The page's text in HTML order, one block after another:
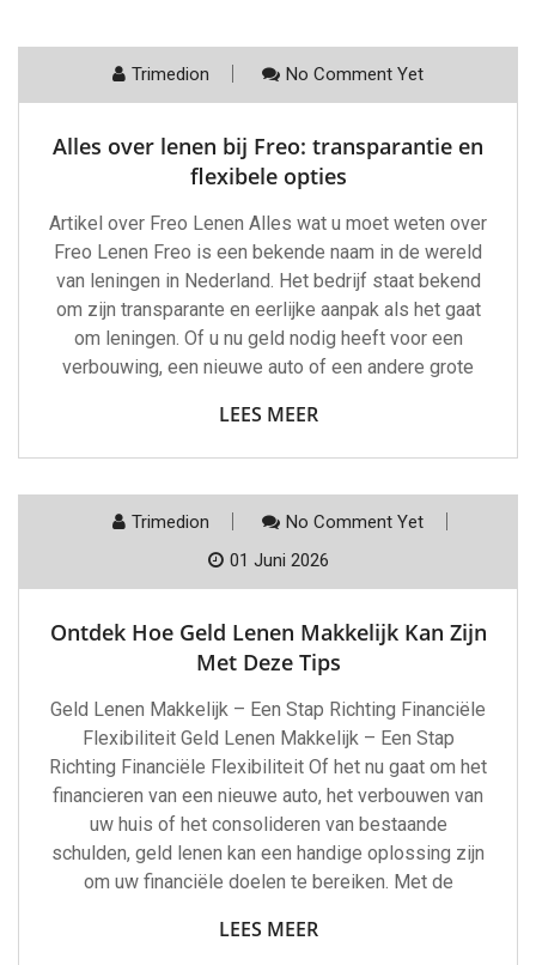
Trimedion No Comment Yet
Alles over lenen bij Freo: transparantie en
flexibele opties
Artikel over Freo Lenen Alles wat u moet weten over
Freo Lenen Freo is een bekende naam in de wereld
van leningen in Nederland. Het bedrijf staat bekend
om zijn transparante en eerlijke aanpak als het gaat
om leningen. Of u nu geld nodig heeft voor een
verbouwing, een nieuwe auto of een andere grote
LEES MEER
Trimedion
No Comment Yet
01 Juni 2026
Ontdek Hoe Geld Lenen Makkelijk Kan Zijn
Met Deze Tips
Geld Lenen Makkelijk – Een Stap Richting Financiële
Flexibiliteit Geld Lenen Makkelijk – Een Stap
Richting Financiële Flexibiliteit Of het nu gaat om het
financieren van een nieuwe auto, het verbouwen van
uw huis of het consolideren van bestaande
schulden, geld lenen kan een handige oplossing zijn
om uw financiële doelen te bereiken. Met de
LEES MEER